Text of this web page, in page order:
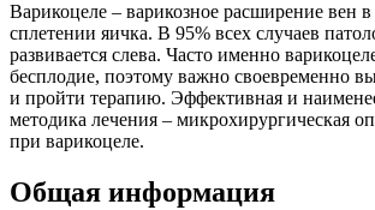
Варикоцеле – варикозное расширение вен
сплетении яичка. В 95% всех случаев
развивается слева. Часто именно
бесплодие, поэтому важно своевременно
и пройти терапию. Эффективная и
методика лечения – микрохирургическая
при варикоцеле.
Общая информация